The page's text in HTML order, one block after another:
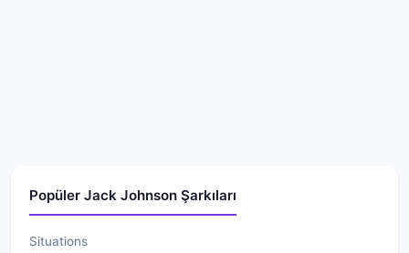
Popüler Jack Johnson Şarkıları
Situations